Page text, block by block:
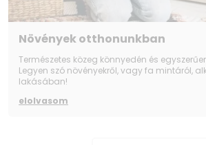
Növények otthonunkban
Természetes közeg könnyedén és
Legyen szó növényekről, vagy fa mintáról,
lakásában!
elolvasom